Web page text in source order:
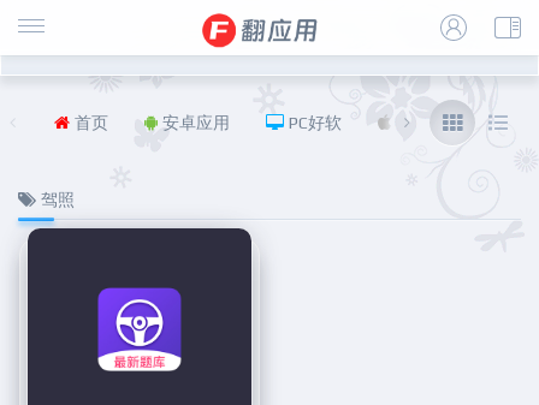
首页 安卓应用 PC好软 iOS 福利
驾照